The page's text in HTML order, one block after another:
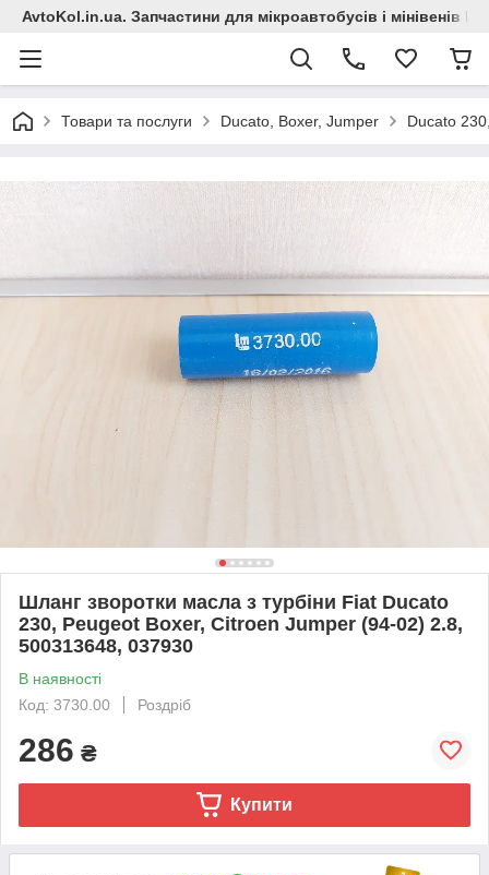
AvtoKol.in.ua. Запчастини для мікроавтобусів і мінівенів
Товари та послуги Ducato, Boxer, Jumper Ducato
Шланг зворотки масла з турбіни Fiat Ducato
230, Peugeot Boxer, Citroen Jumper (94-02) 2.8,
500313648, 037930
В наявності
Код: 3730.00
Роздріб
286 ₴
Купити